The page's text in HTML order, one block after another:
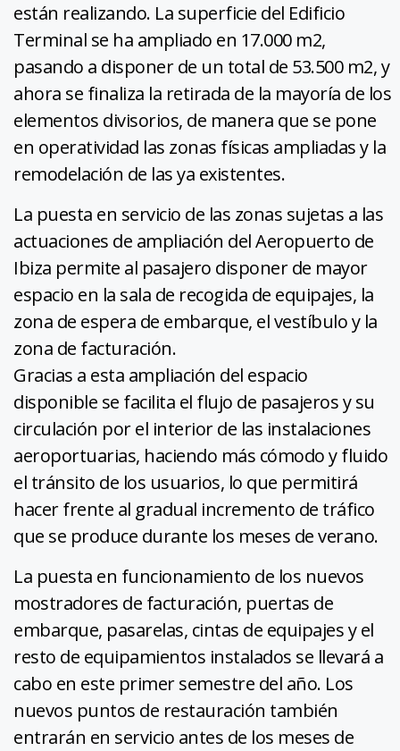
están realizando. La superficie del Edificio
Terminal se ha ampliado en 17.000 m2,
pasando a disponer de un total de 53.500 m2, y
ahora se finaliza la retirada de la mayoría de los
elementos divisorios, de manera que se pone
en operatividad las zonas físicas ampliadas y la
remodelación de las ya existentes.
La puesta en servicio de las zonas sujetas a las
actuaciones de ampliación del Aeropuerto de
Ibiza permite al pasajero disponer de mayor
espacio en la sala de recogida de equipajes, la
zona de espera de embarque, el vestíbulo y la
zona de facturación.
Gracias a esta ampliación del espacio
disponible se facilita el flujo de pasajeros y su
circulación por el interior de las instalaciones
aeroportuarias, haciendo más cómodo y fluido
el tránsito de los usuarios, lo que permitirá
hacer frente al gradual incremento de tráfico
que se produce durante los meses de verano.
La puesta en funcionamiento de los nuevos
mostradores de facturación, puertas de
embarque, pasarelas, cintas de equipajes y el
resto de equipamientos instalados se llevará a
cabo en este primer semestre del año. Los
nuevos puntos de restauración también
entrarán en servicio antes de los meses de